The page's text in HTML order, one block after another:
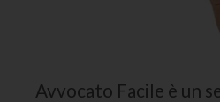
Avvocato Facile è un